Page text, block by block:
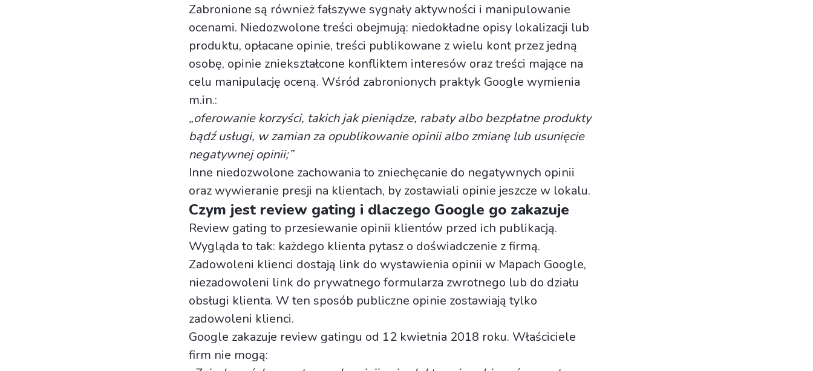
Zabronione są również fałszywe sygnały aktywności i manipulowanie
ocenami. Niedozwolone treści obejmują: niedokładne opisy lokalizacji lub
produktu, opłacane opinie, treści publikowane z wielu kont przez jedną
osobę, opinie zniekształcone konfliktem interesów oraz treści mające na
celu manipulację oceną. Wśród zabronionych praktyk Google wymienia
m.in.:
„oferowanie korzyści, takich jak pieniądze, rabaty albo bezpłatne produkty
bądź usługi, w zamian za opublikowanie opinii albo zmianę lub usunięcie
negatywnej opinii;”
Inne niedozwolone zachowania to zniechęcanie do negatywnych opinii
oraz wywieranie presji na klientach, by zostawiali opinie jeszcze w lokalu.
Czym jest review gating i dlaczego Google go zakazuje
Review gating to przesiewanie opinii klientów przed ich publikacją.
Wygląda to tak: każdego klienta pytasz o doświadczenie z firmą.
Zadowoleni klienci dostają link do wystawienia opinii w Mapach Google,
niezadowoleni link do prywatnego formularza zwrotnego lub do działu
obsługi klienta. W ten sposób publiczne opinie zostawiają tylko
zadowoleni klienci.
Google zakazuje review gatingu od 12 kwietnia 2018 roku. Właściciele
firm nie mogą: